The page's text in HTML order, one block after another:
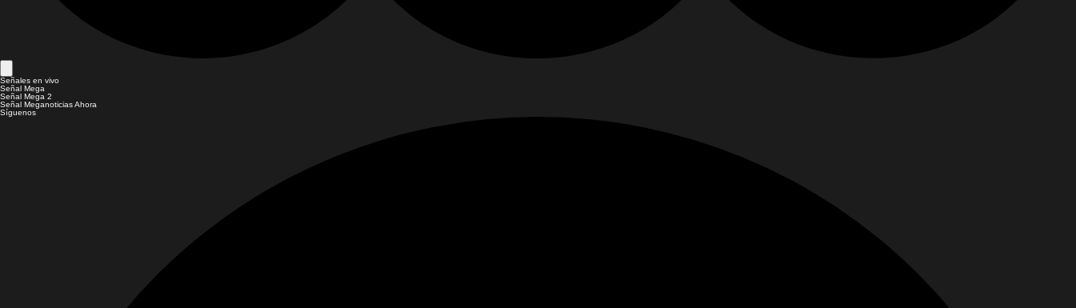
Señales en vivo
Señal Mega
Señal Mega 2
Señal Meganoticias Ahora
Síguenos